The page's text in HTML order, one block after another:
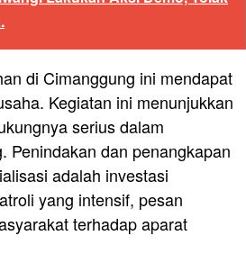
di Cimanggung ini mendapat
Kegiatan ini menunjukkan
serius dalam
Penindakan dan penangkapan
adalah investasi
yang intensif, pesan
terhadap aparat